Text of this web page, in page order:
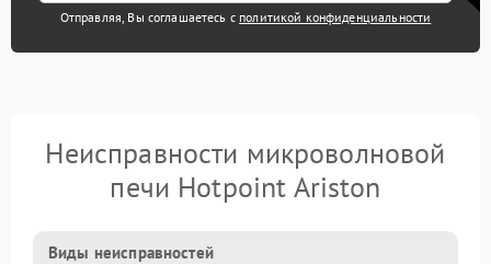
Отправляя, Вы соглашаетесь с политикой конфиденциальности
Неисправности микроволновой
печи Hotpoint Ariston
Виды неисправностей